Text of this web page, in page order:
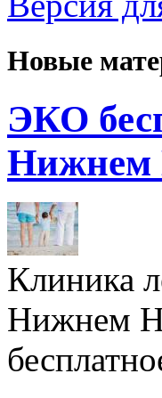
Новые
ЭКО
Нижнем
Клиника
Нижнем